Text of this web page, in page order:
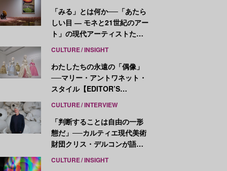
「みる」とは何か──「あたら
しい目 ― モネと21世紀のアー
ト」の現代アーティストたち
CULTURE INSIGHT
わたしたちの永遠の「偶像」
──マリー・アントワネット・
スタイル【EDITOR’S
CULTURE INTERVIEW
「判断することは自由の一形
態だ」──カルティエ現代美術
財団クリス・デルコンが語
CULTURE INSIGHT